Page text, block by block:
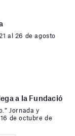
al 26 de agosto
a la Fundació
Jornada y
de octubre de